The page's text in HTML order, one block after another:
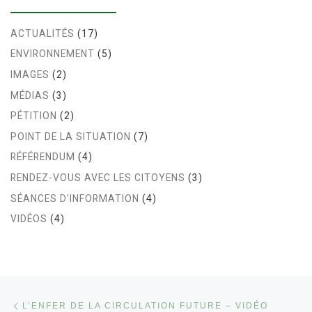
ACTUALITÉS (17)
ENVIRONNEMENT (5)
IMAGES (2)
MÉDIAS (3)
PÉTITION (2)
POINT DE LA SITUATION (7)
RÉFÉRENDUM (4)
RENDEZ-VOUS AVEC LES CITOYENS (3)
SÉANCES D'INFORMATION (4)
VIDÉOS (4)
L’ENFER DE LA CIRCULATION FUTURE – VIDÉO